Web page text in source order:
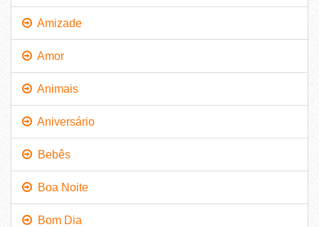
Amizade
Amor
Animais
Aniversário
Bebês
Boa Noite
Bom Dia